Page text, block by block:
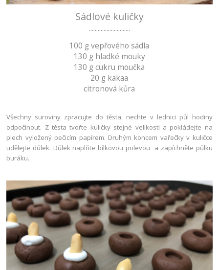
Sádlové kuličky
............................
100 g vepřového sádla
130 g hladké mouky
130 g cukru moučka
20 g kakaa
citronová kůra
Všechny suroviny zpracujte do těsta, nechte v lednici půl hodiny
odpočinout. Z těsta tvořte kuličky stejné velikosti a pokládejte na
plech vyložený pečicím papírem. Druhým koncem vařečky v kuličce
udělejte důlek. Důlek naplňte bílkovou polevou a zapíchněte půlku
buráku.